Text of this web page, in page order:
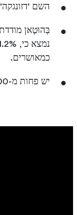
השם
כמאושרים.
יש פחות מ-200,000 דוברי דזונגקה כשפת אם.